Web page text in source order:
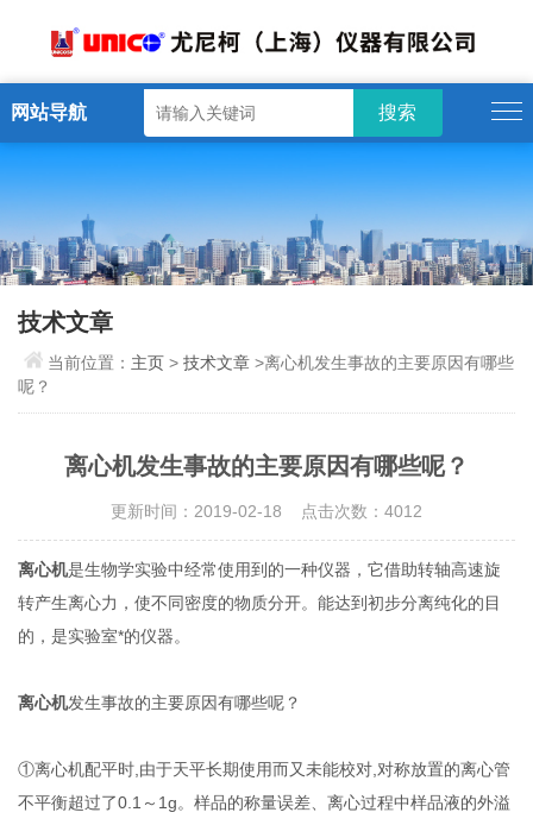
网站导航
技术文章
当前位置： 主页 >技术文章 >离心机发生事故的主要原因有哪些
呢？
离心机发生事故的主要原因有哪些呢？
更新时间：2019-02-18 点击次数：4012
离心机是生物学实验中经常使用到的一种仪器，它借助转轴高速旋
转产生离心力，使不同密度的物质分开。能达到初步分离纯化的目
的，是实验室*的仪器。
离心机发生事故的主要原因有哪些呢？
①离心机配平时,由于天平长期使用而又未能校对,对称放置的离心管
不平衡超过了0.1～1g。样品的称量误差、离心过程中样品液的外溢